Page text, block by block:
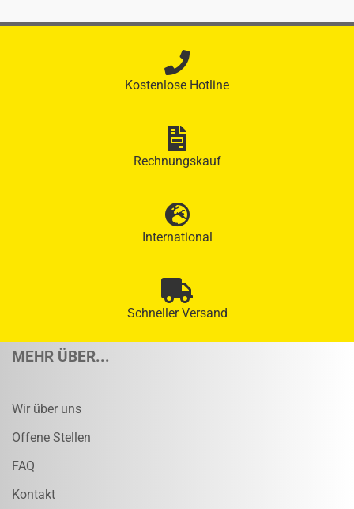
Kostenlose Hotline
Rechnungskauf
International
Schneller Versand
MEHR ÜBER...
Wir über uns
Offene Stellen
FAQ
Kontakt